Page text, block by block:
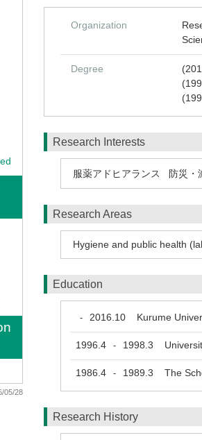
05/28
Organization
Degree
Research Interests
服薬アドヒアランス 防災・
Research Areas
Hygiene and public health
Education
- 2016.10 Kurume
1996.4 - 1998.3
1986.4 - 1989.3 The
Research History